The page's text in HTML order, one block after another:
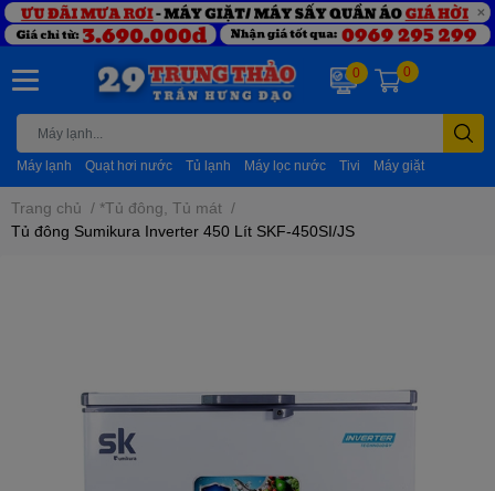
Máy lạnh Quạt hơi nước Tủ lạnh Máy lọc nước Tivi Máy giặt
0 0
Trang chủ / *Tủ đông, Tủ mát /
Tủ đông Sumikura Inverter 450 Lít SKF-450SI/JS